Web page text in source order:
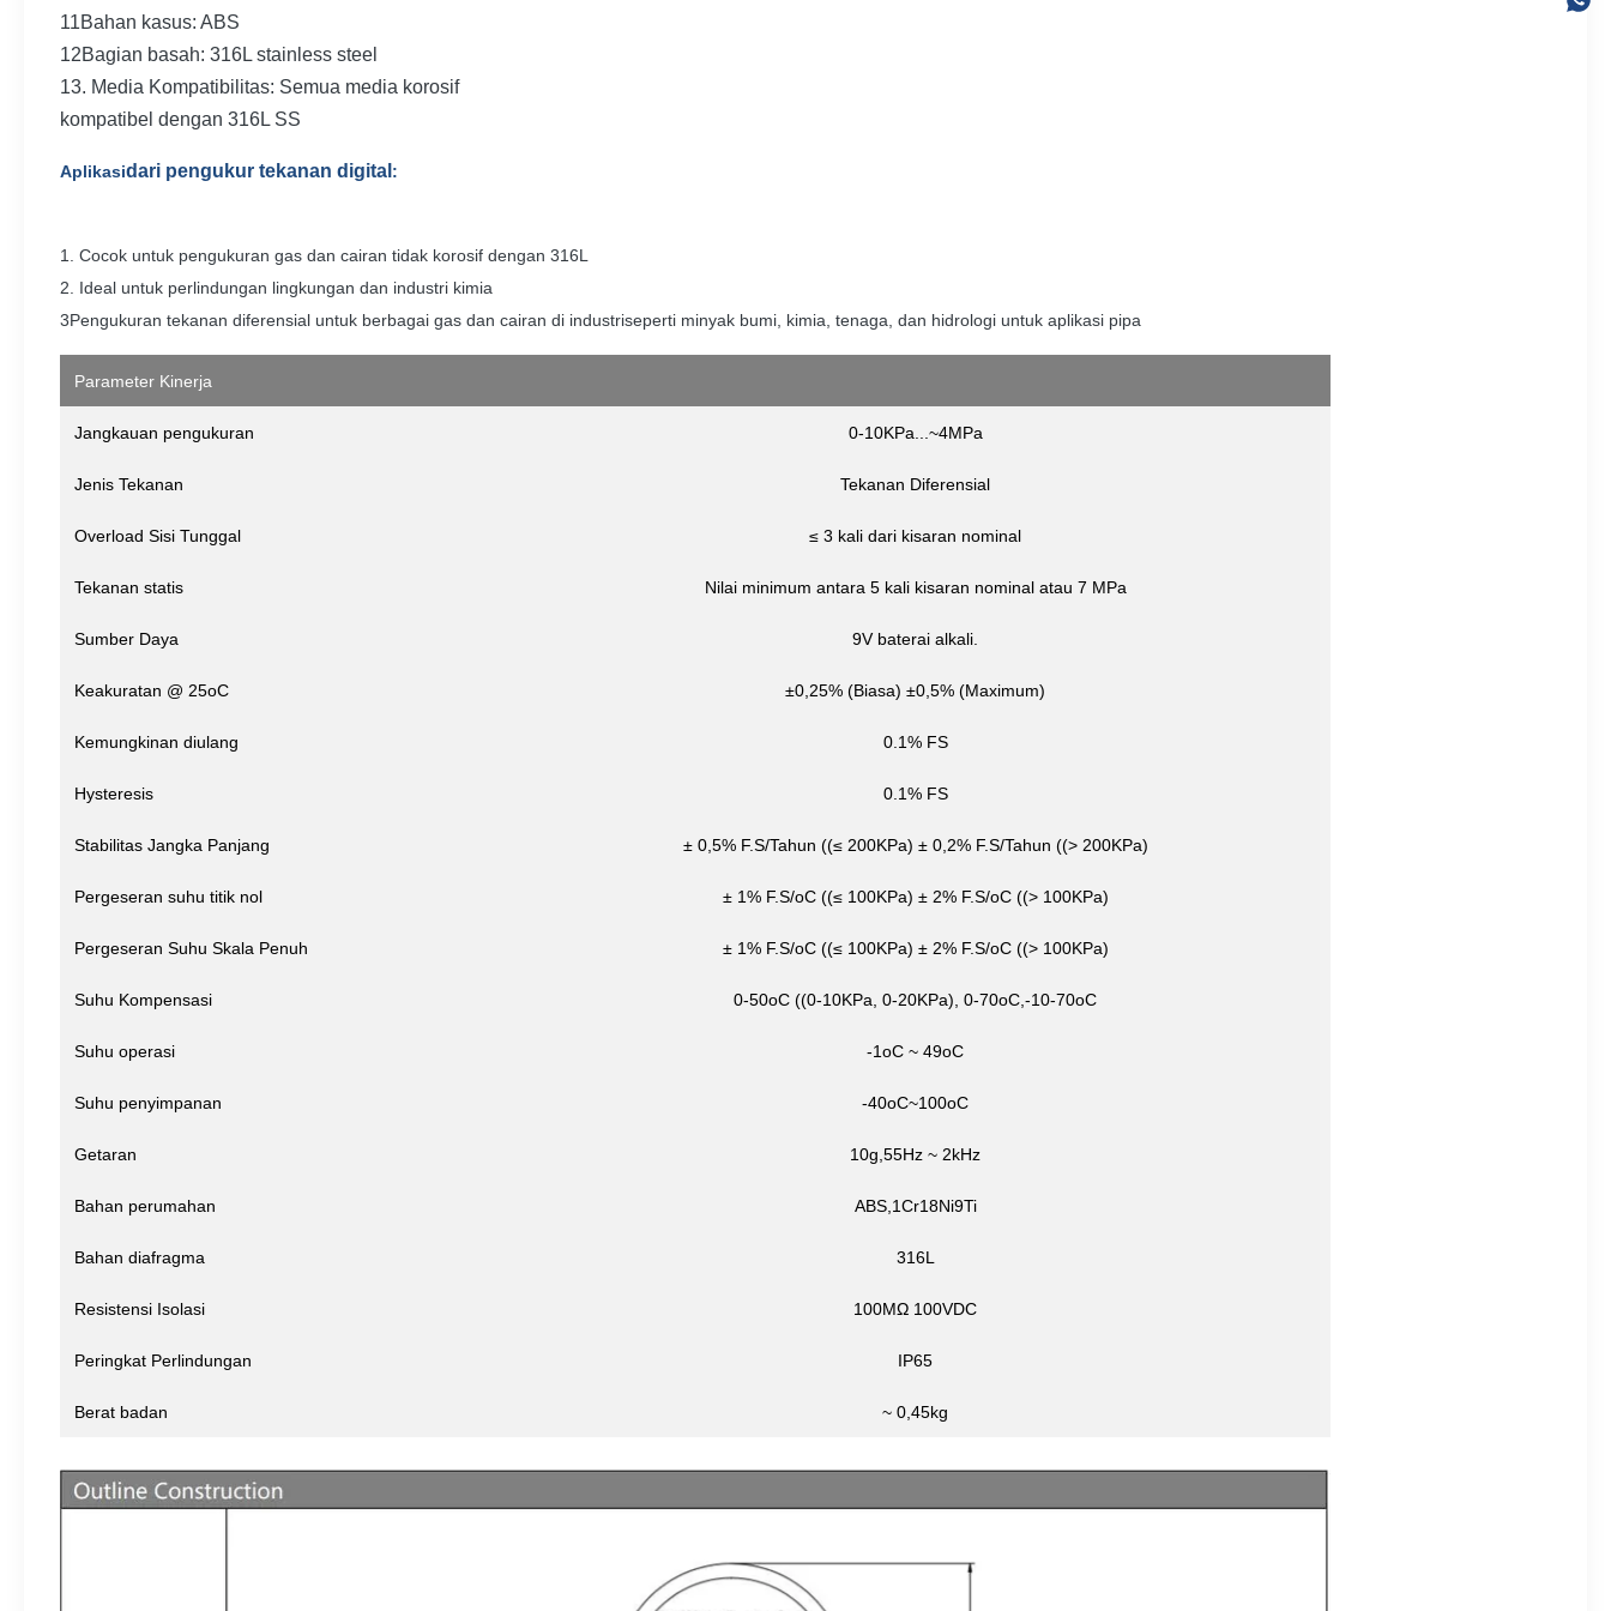
11Bahan kasus: ABS
12Bagian basah: 316L stainless steel
13. Media Kompatibilitas: Semua media korosif
kompatibel dengan 316L SS
Aplikasidari pengukur tekanan digital :
1. Cocok untuk pengukuran gas dan cairan tidak korosif dengan 316L
2. Ideal untuk perlindungan lingkungan dan industri kimia
3Pengukuran tekanan diferensial untuk berbagai gas dan cairan di industriseperti minyak bumi, kimia, tenaga, dan hidrologi untuk aplikasi pipa
Parameter Kinerja
Jangkauan pengukuran 0-10KPa...~4MPa
Jenis Tekanan Tekanan Diferensial
Overload Sisi Tunggal ≤ 3 kali dari kisaran nominal
Tekanan statis Nilai minimum antara 5 kali kisaran nominal atau 7 MPa
Sumber Daya 9V baterai alkali.
Keakuratan @ 25oC ±0,25% (Biasa) ±0,5% (Maximum)
Kemungkinan diulang 0.1% FS
Hysteresis 0.1% FS
Stabilitas Jangka Panjang ± 0,5% F.S/Tahun ((≤ 200KPa) ± 0,2% F.S/Tahun ((> 200KPa)
Pergeseran suhu titik nol ± 1% F.S/oC ((≤ 100KPa) ± 2% F.S/oC ((> 100KPa)
Pergeseran Suhu Skala Penuh ± 1% F.S/oC ((≤ 100KPa) ± 2% F.S/oC ((> 100KPa)
Suhu Kompensasi 0-50oC ((0-10KPa, 0-20KPa), 0-70oC,-10-70oC
Suhu operasi -1oC ~ 49oC
Suhu penyimpanan -40oC~100oC
Getaran 10g,55Hz ~ 2kHz
Bahan perumahan ABS,1Cr18Ni9Ti
Bahan diafragma 316L
Resistensi Isolasi 100MΩ 100VDC
Peringkat Perlindungan IP65
Berat badan ~ 0,45kg